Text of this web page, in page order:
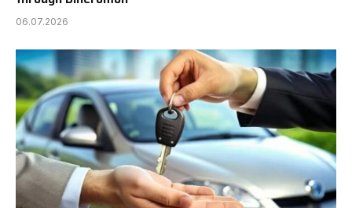
06.07.2026